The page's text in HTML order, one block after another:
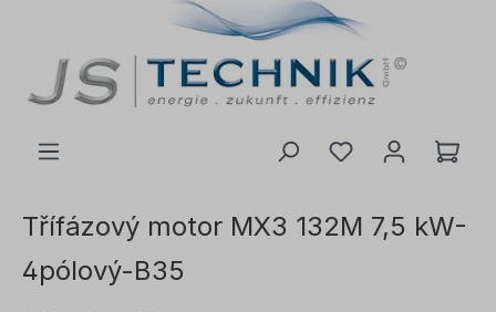
Třífázový motor MX3 132M 7,5 kW-
4pólový-B35